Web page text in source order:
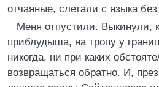
отчаяные, слетали с языка
Меня отпустили. Выкинули,
приблудыша, на тропу у
никогда, ни при каких
возвращаться обратно. И,